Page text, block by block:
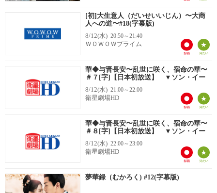
[初]大生意人（だいせいいじん）〜大商
人への道〜#18(字幕版)
8/12(水) 20:50～21:40
ＷＯＷＯＷプライム
華◆与晋長安〜乱世に咲く、宿命の華〜
＃７[字]【日本初放送】 ▼ソン・イー
8/12(水) 21:00～22:00
衛星劇場HD
華◆与晋長安〜乱世に咲く、宿命の華〜
＃８[字]【日本初放送】 ▼ソン・イー
8/12(水) 22:00～23:00
衛星劇場HD
夢華録（むかろく) #12(字幕版)